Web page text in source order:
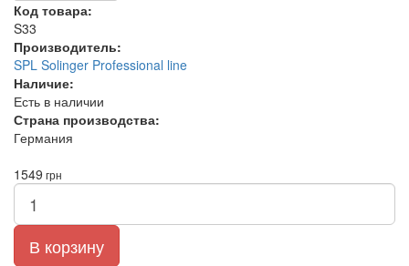
Код товара:
S33
Производитель:
SPL Solinger Professional line
Наличие:
Есть в наличии
Страна производства:
Германия
1549 грн
В корзину